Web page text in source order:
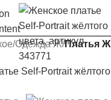
Одежда Ж Платья Ж
изображение